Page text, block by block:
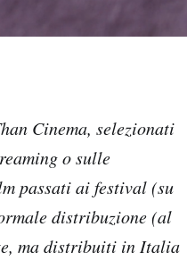
Cinema, selezionati
o sulle
passati ai festival (su
distribuzione (al
ma distribuiti in Italia